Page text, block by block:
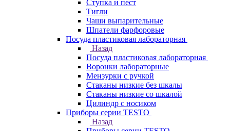
Ступка и пест
Тигли
Чаши выпарительные
Шпатели фарфоровые
Посуда пластиковая лабораторная
Назад
Посуда пластиковая лабораторная
Воронки лабораторные
Мензурки с ручкой
Стаканы низкие без шкалы
Стаканы низкие со шкалой
Цилиндр с носиком
Приборы серии TESTO
Назад